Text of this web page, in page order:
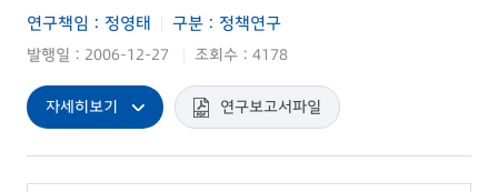
연구책임 : 정영태 구분 : 정책연구
발행일 : 2006-12-27 조회수 : 4178
자세히보기 연구보고서파일